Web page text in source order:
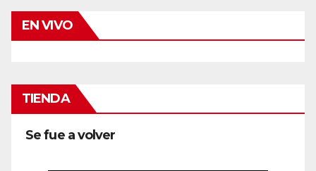
EN VIVO
TIENDA
Se fue a volver